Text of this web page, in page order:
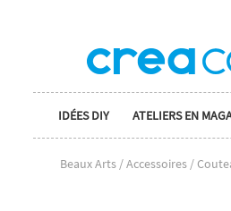
IDÉES DIY ATELIERS EN
Beaux Arts / Accessoires /